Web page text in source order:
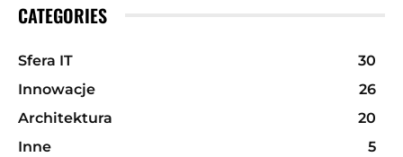
CATEGORIES
Sfera IT
30
Innowacje
26
Architektura
20
Inne
5